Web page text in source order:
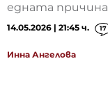
едната причина
14.05.2026 | 21:45 ч. 17
Инна Ангелова